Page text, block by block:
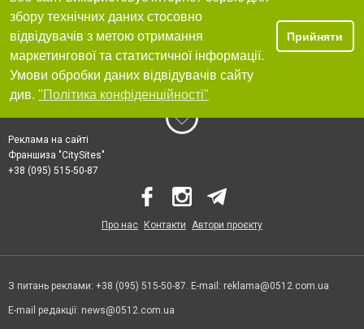
збору технічних даних стосовно
відвідувачів з метою отримання
маркетингової та статистичної інформації.
Умови обробки даних відвідувачів сайту
див. "Політика конфіденційності"
Прийняти
Реклама на сайті
Франшиза "CitySites"
+38 (095) 515-50-87
Про нас Контакти Автори проєкту
З питань реклами: +38 (095) 515-50-87. E-mail: reklama@0512.com.ua
E-mail редакції: news@0512.com.ua